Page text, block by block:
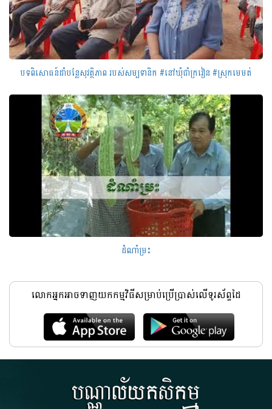
បទពិសោធន៍ដាំបន្លែសុវត្ថិភាព របស់សម្បទានិក #នៅឃុំជាំក្រវៀន #ស្រុកមេមត់
ដំណាំម្រះ
លោកអ្នកអាចទាញយកកម្មវិធីសម្រាប់ប្រើប្រាស់លើទូរស័ព្ទដៃ